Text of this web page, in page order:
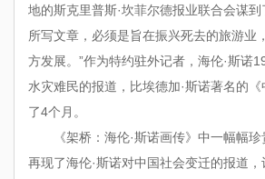
地的斯克里普斯·坎菲尔德报业联合会谋
所写文章，必须是旨在振兴死去的旅游业
方发展。”作为特约驻外记者，海伦·斯诺
水灾难民的报道，比埃德加·斯诺著名的
了4个月。
《架桥：海伦·斯诺画传》中一幅幅
再现了海伦·斯诺对中国社会变迁的报道